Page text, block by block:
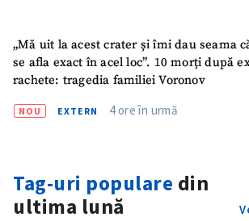
„Mă uit la acest crater și îmi dau seama
se afla exact în acel loc”. 10 morți după
rachete: tragedia familiei Voronov
NOU EXTERN 4 ore în urmă
Tag-uri populare din
ultima lună
Telefon
+ Telefon personal
Am citit și sunt de
confidențialitate.